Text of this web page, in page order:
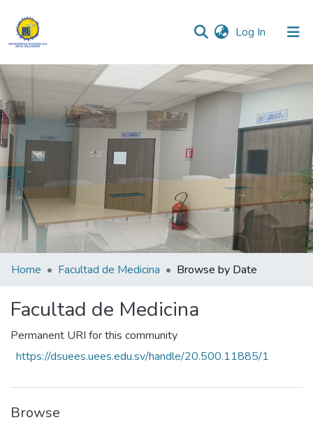
Log In (current)
Communities & Collections
All of DSpace
Home Facultad de Medicina Browse by Date
Facultad de Medicina
Permanent URI for this community
https://dsuees.uees.edu.sv/handle/20.500.11885/1
Browse